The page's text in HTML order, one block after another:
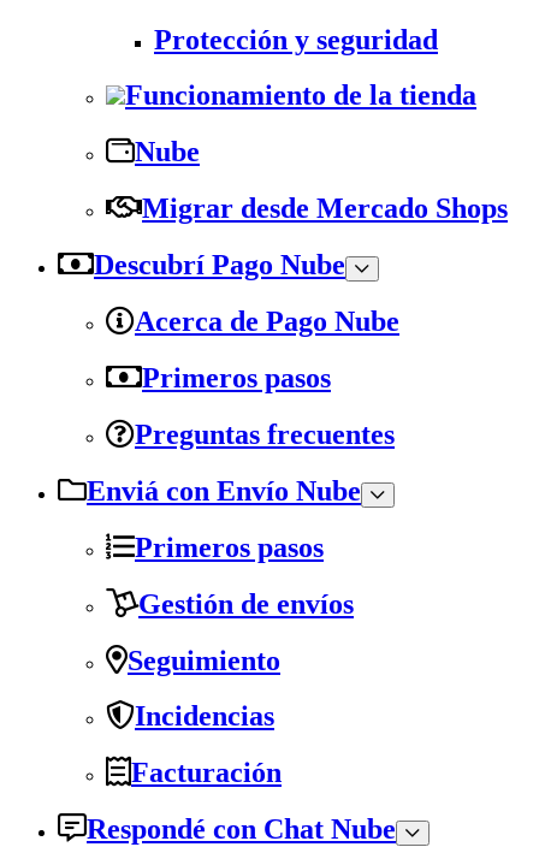
Protección y seguridad
Funcionamiento de la tienda
Nube
Migrar desde Mercado Shops
Descubrí Pago Nube
Acerca de Pago Nube
Primeros pasos
Preguntas frecuentes
Enviá con Envío Nube
Primeros pasos
Gestión de envíos
Seguimiento
Incidencias
Facturación
Respondé con Chat Nube